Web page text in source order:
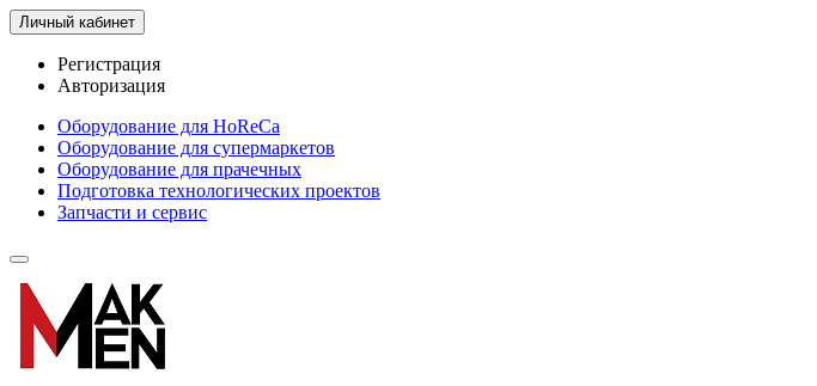
Личный кабинет
Регистрация
Авторизация
Оборудование для HoReCa
Оборудование для супермаркетов
Оборудование для прачечных
Подготовка технологических проектов
Запчасти и сервис